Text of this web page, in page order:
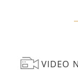
VIDEO